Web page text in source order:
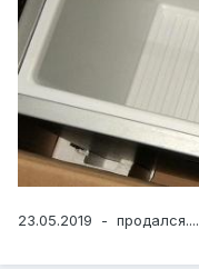
23.05.2019 - продался....